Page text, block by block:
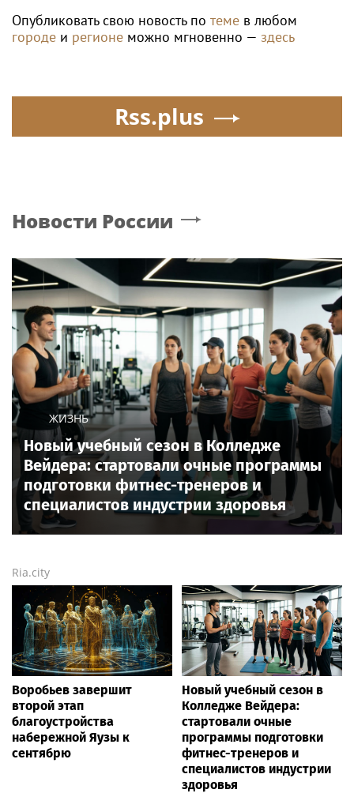
Опубликовать свою новость по теме в любом
городе и регионе можно мгновенно — здесь
Rss.plus
Новости России
ЖИЗНЬ
Новый учебный сезон в Колледже
Вейдера: стартовали очные программы
подготовки фитнес-тренеров и
специалистов индустрии здоровья
Ria.city
Воробьев завершит
второй этап
благоустройства
набережной Яузы к
сентябрю
Новый учебный сезон в
Колледже Вейдера:
стартовали очные
программы подготовки
фитнес-тренеров и
специалистов индустрии
здоровья